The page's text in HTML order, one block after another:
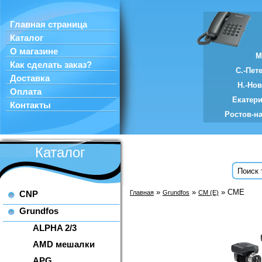
Главная страница
Каталог
О магазине
Как сделать заказ?
Доставка
Оплата
Контакты
С.-
Н.-
Ростов-
Каталог
CNP
Grundfos
ALPHA 2/3
AMD мешалки
Главная » Grundfos » CM (E) » CME